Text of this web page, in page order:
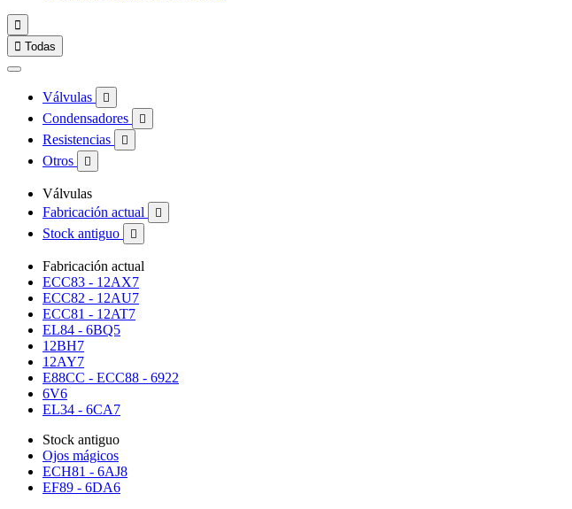

 Todas
Válvulas 
Condensadores 
Resistencias 
Otros 
Válvulas
Fabricación actual

Stock antiguo 
Fabricación actual
ECC83 - 12AX7
ECC82 - 12AU7
ECC81 - 12AT7
EL84 - 6BQ5
12BH7
12AY7
E88CC - ECC88 - 6922
6V6
EL34 - 6CA7
Stock antiguo
Ojos mágicos
ECH81 - 6AJ8
EF89 - 6DA6